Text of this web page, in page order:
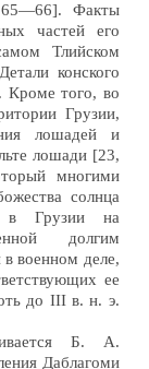
65—66]. Факты
частей его
Тлийском
конского
Кроме того, во
Грузии,
лошадей и
лошади [23,
многими
солнца
в Грузии на
долгим
в военном деле,
ее
до III в. н. э.
Б. А.
Даблагоми